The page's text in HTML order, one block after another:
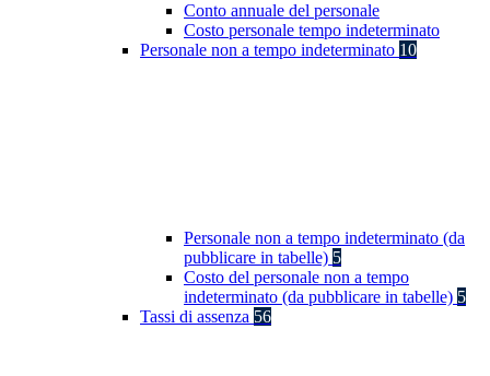
Conto annuale del personale
Costo personale tempo indeterminato
Personale non a tempo indeterminato 10
Personale non a tempo indeterminato (da
pubblicare in tabelle) 5
Costo del personale non a tempo
indeterminato (da pubblicare in tabelle) 5
Tassi di assenza 56